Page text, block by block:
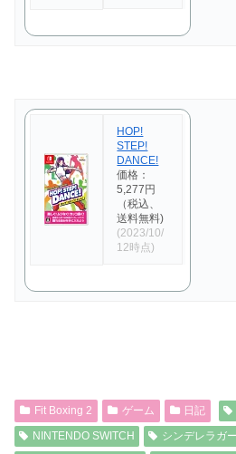
HOP!
STEP!
DANCE!
価格：
5,277円
（税込、
送料無料)
(2023/10/
12時点)
Fit Boxing 2 ゲーム 日記
NINTENDO SWITCH
シンデレラガ